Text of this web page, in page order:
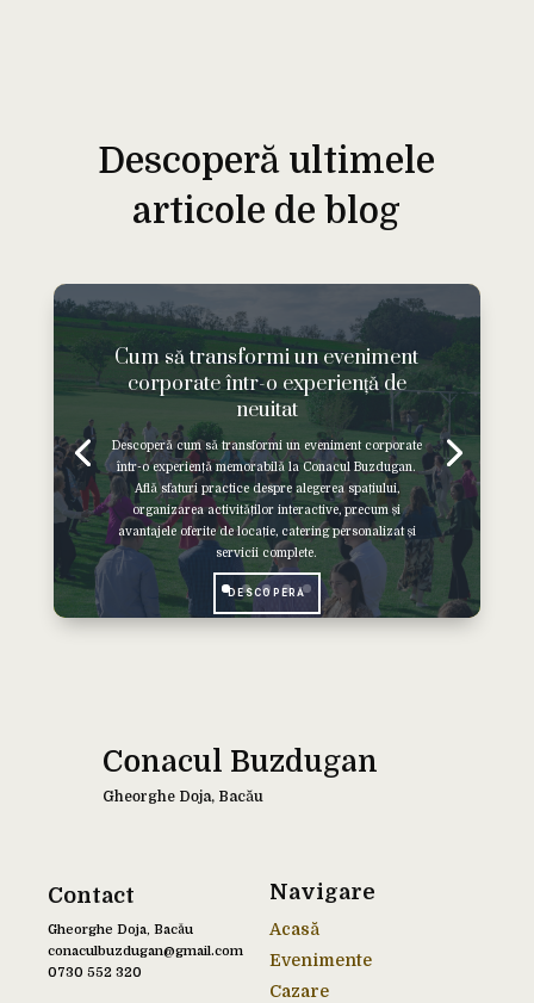
Descoperă ultimele
articole de blog
Cum să transformi un eveniment
corporate într-o experiență de
neuitat
Descoperă cum să transformi un eveniment corporate
într-o experiență memorabilă la Conacul Buzdugan.
Află sfaturi practice despre alegerea spațiului,
organizarea activităților interactive, precum și
avantajele oferite de locație, catering personalizat și
servicii complete.
DESCOPERĂ
Conacul Buzdugan
Gheorghe Doja, Bacău
Contact
Gheorghe Doja, Bacău
conaculbuzdugan@gmail.com
0730 552 320
Navigare
Acasă
Evenimente
Cazare